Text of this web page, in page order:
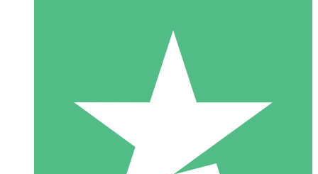
10 Downloads
20 00